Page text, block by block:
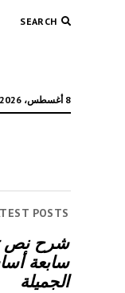
SEARCH
8 أغسطس، 2026
POSTS
شرح نص
سابعة
الجميلة